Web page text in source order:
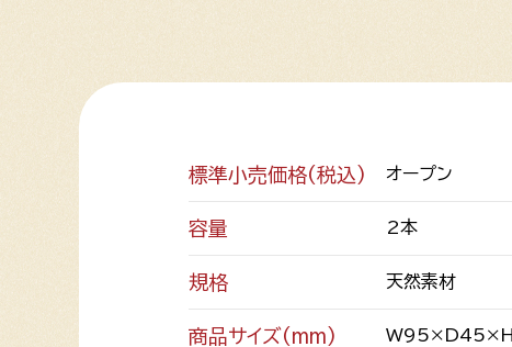
標準小売価格(税込) オープン
容量 2本
規格 天然素材
商品サイズ(mm)